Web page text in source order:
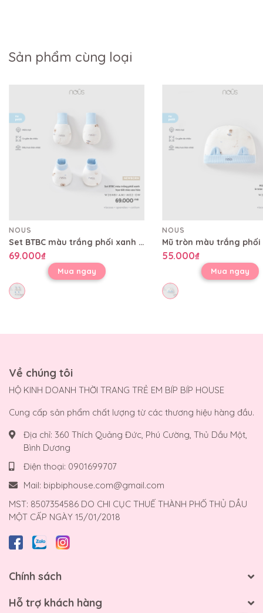
Sản phẩm cùng loại
NOUS
Set BTBC màu trắng phối xanh họa tiết mèo sao hỏa
69.000₫
Mua ngay
NOUS
55.000₫
Mua ngay
Về chúng tôi
HỘ KINH DOANH THỜI TRANG TRẺ EM BÍP BÍP HOUSE
Cung cấp sản phẩm chất lượng từ các thương hiệu hàng đầu.
Địa chỉ: 360 Thích Quảng Đức, Phú Cường, Thủ Dầu Một,
Bình Dương
Điện thoại: 0901699707
Mail: bipbiphouse.com@gmail.com
MST: 8507354586 DO CHI CỤC THUẾ THÀNH PHỐ THỦ DẦU
MỘT CẤP NGÀY 15/01/2018
Chính sách
Hỗ trợ khách hàng